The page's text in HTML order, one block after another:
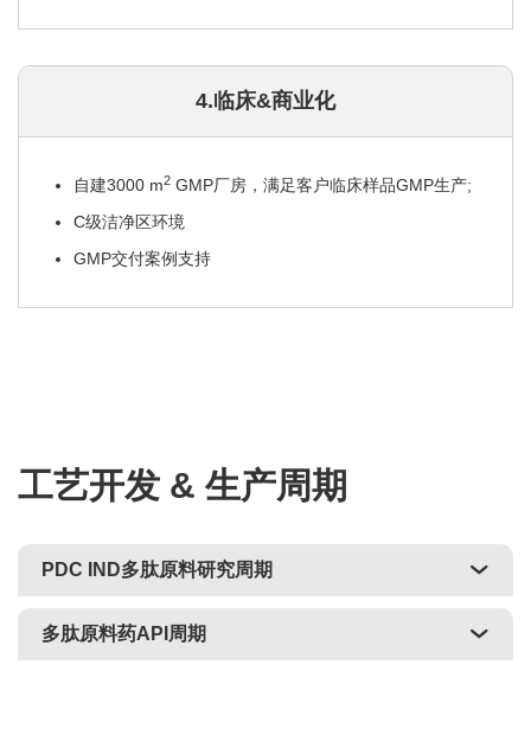
4.临床&商业化
自建3000 m2 GMP厂房，满足客户临床样品GMP生产;
C级洁净区环境
GMP交付案例支持
工艺开发 & 生产周期
PDC IND多肽原料研究周期
多肽原料药API周期